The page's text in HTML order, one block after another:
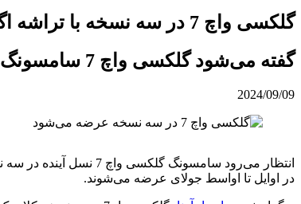
گلکسی واچ 7 در سه نسخه با تراشه اگزینوس W940 عرضه می‌شود
گفته می‌شود گلکسی واچ 7 سامسونگ در سه نسخه با تراشه 3 نانومتری عرضه می‌شود.
2024/09/09
در اوایل تا اواسط جولای عرضه می‌شوند.